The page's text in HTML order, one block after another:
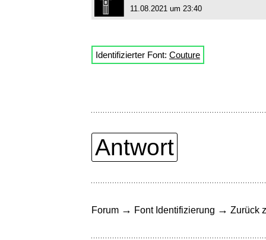
11.08.2021 um 23:40
Identifizierter Font: Couture
Antwort
Forum → Font Identifizierung → Zurück